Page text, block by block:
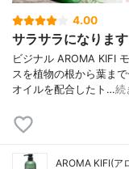
4.00
サラサラになります
ビジナル AROMA KIFI
スを植物の根から葉ま
オイルを配合したト…続
AROMA KIFI(ア